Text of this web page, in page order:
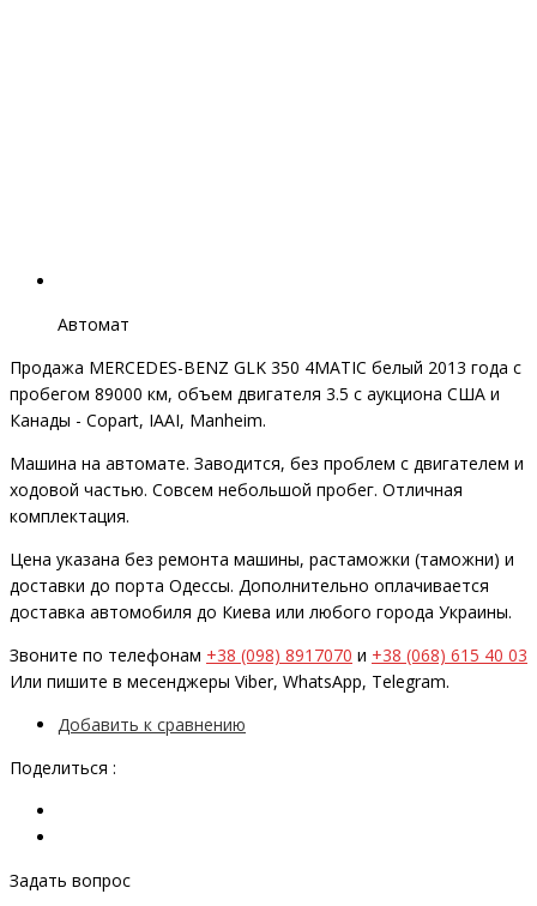
Автомат
Продажа MERCEDES-BENZ GLK 350 4MATIC белый 2013 года с
пробегом 89000 км, объем двигателя 3.5 с аукциона США и
Канады - Copart, IAAI, Manheim.
Машина на автомате. Заводится, без проблем с двигателем и
ходовой частью. Совсем небольшой пробег. Отличная
комплектация.
Цена указана без ремонта машины, растаможки (таможни) и
доставки до порта Одессы. Дополнительно оплачивается
доставка автомобиля до Киева или любого города Украины.
Звоните по телефонам +38 (098) 8917070 и +38 (068) 615 40 03
Или пишите в месенджеры Viber, WhatsApp, Telegram.
Добавить к сравнению
Поделиться :
Задать вопрос